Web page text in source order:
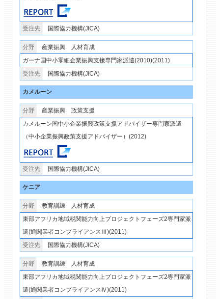
国際協力機構(JICA)
産業振興
人材育成
ガーナ国中小零細企業振興支接専門家派遣(2010)(2011)
国際協力機構(JICA)
カメルーン
産業振興 政策支援
カメルーン国中小企業振興政策支援アドバイザー専門家派遣
（中小企業振興政策支援アドバイザー）(2012)
国際協力機構(JICA)
ケニア
教育訓練
人材育成
東部アフリカ地域税関能力向上プロジェクトフェーズ2専門家派
遣(通関業者コンプライアンスⅢ)(2011)
国際協力機構(JICA)
教育訓練
人材育成
東部アフリカ地域税関能力向上プロジェクトフェーズ2専門家派
遣(通関業者コンプライアンスⅣ)(2011)